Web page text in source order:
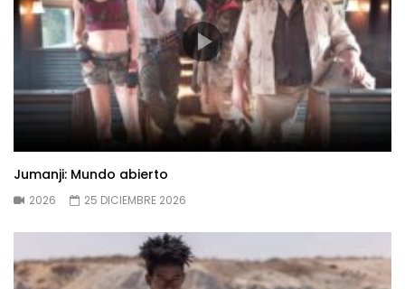
Jumanji: Mundo abierto
2026 25 DICIEMBRE 2026